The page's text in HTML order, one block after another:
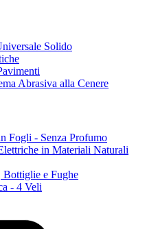
Solido
Abrasiva alla Cenere
Fogli - Senza Profumo
in Materiali Naturali
e Fughe
- 4 Veli